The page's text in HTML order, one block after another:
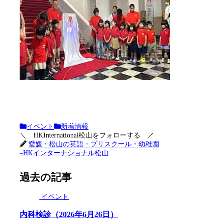
イベント
新着情報
＼ HKInternational松山をフォローする ／
愛媛・松山の英語・プリスクール・幼稚園
–HKインターナショナル松山
過去の記事
イベント
内科検診（2026年6月26日）